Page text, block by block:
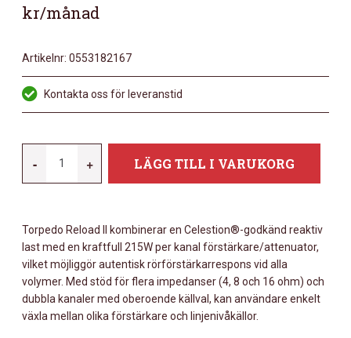
kr/månad
Artikelnr: 0553182167
Kontakta oss för leveranstid
-
MÄNGD
+ LÄGG TILL I VARUKORG
Torpedo Reload II
kombinerar en Celestion®-godkänd reaktiv
last med en kraftfull 215W per kanal förstärkare/attenuator,
vilket möjliggör autentisk rörförstärkarrespons vid alla
volymer. Med stöd för flera impedanser (4, 8 och 16 ohm) och
dubbla kanaler med oberoende källval, kan användare enkelt
växla mellan olika förstärkare och linjenivåkällor.